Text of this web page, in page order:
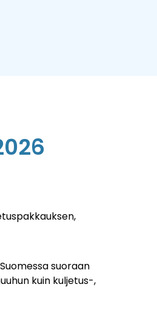
suoraan
kuin kuljetus-,